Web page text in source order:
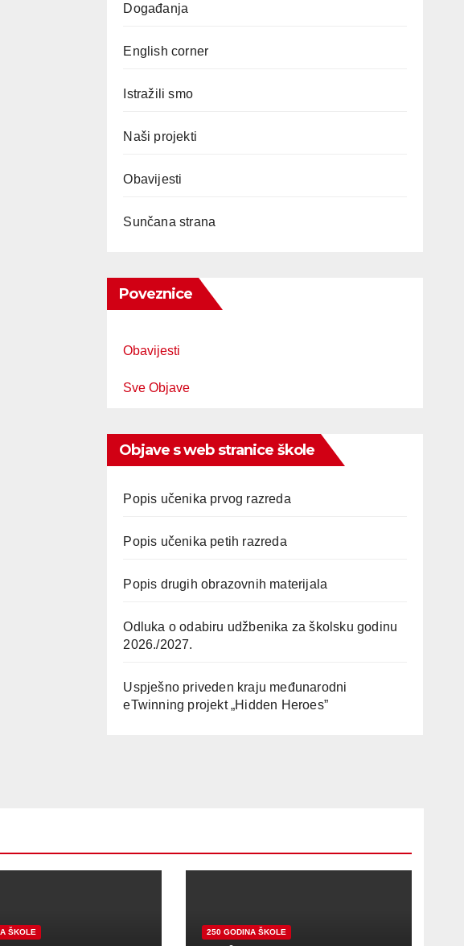
Događanja
English corner
Istražili smo
Naši projekti
Obavijesti
Sunčana strana
Poveznice
Obavijesti
Sve Objave
Objave s web stranice škole
Popis učenika prvog razreda
Popis učenika petih razreda
Popis drugih obrazovnih materijala
Odluka o odabiru udžbenika za školsku godinu
2026./2027.
Uspješno priveden kraju međunarodni
eTwinning projekt „Hidden Heroes”
ŠKOLE 250 GODINA ŠKOLE